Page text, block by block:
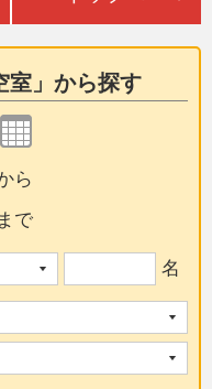
室」から探す
ら
で
名